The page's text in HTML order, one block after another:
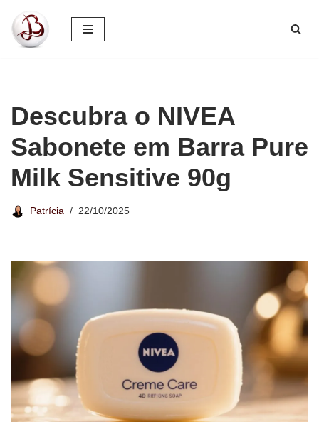
Pular
Descubra o NIVEA
Sabonete em Barra Pure
Milk Sensitive 90g
Patrícia 22/10/2025